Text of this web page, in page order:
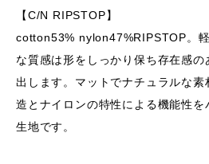
【C/N RIPSTOP】
cotton53% nylon47%RIPSTOP。
な質感は形をしっかり保ち存在感の
出します。マットでナチュラルな
造とナイロンの特性による機能性
生地です。